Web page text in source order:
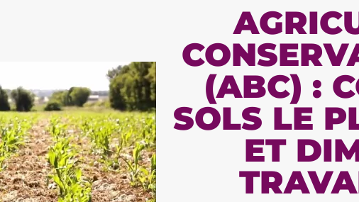
(ABC) :
SOLS LE
ET